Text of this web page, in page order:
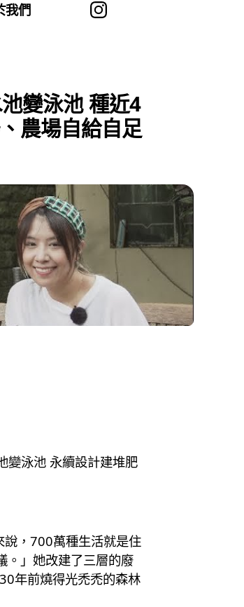
我們
變泳池 種近4
農場自給自足
變泳池 永續設計建堆肥
說，700萬種生活就是住
。」她改建了三層的廢
年前燒得光禿禿的森林